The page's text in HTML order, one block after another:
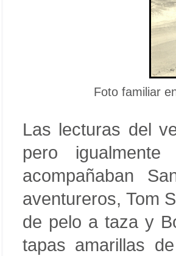
Foto familiar
Las lecturas del
pero
acompañaban
aventureros, Tom
de pelo a taza y
tapas amarillas